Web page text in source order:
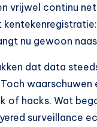
vrijwel continu
nu gewoon
dat data
of hacks. Wat
surveillance